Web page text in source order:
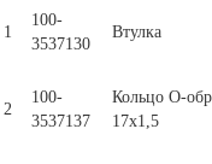
1
100-
3537130
Втулка
2
100-
3537137
Кольцо О-
17х1,5